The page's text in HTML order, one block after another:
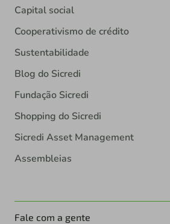
Capital social
Cooperativismo de crédito
Sustentabilidade
Blog do Sicredi
Fundação Sicredi
Shopping do Sicredi
Sicredi Asset Management
Assembleias
Fale com a gente